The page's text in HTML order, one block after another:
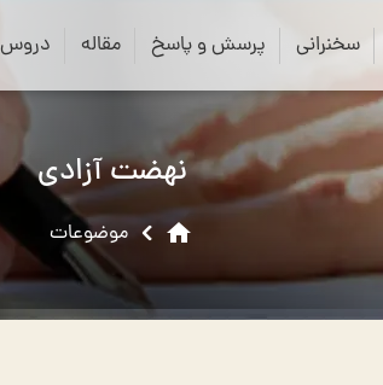
سخنرانی پرسش و پاسخ مقاله دروس search
close
نهضت آزادی
home موضوعات